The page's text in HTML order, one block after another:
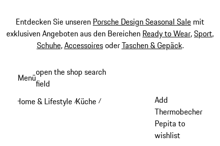
Entdecken Sie unseren Porsche Design Seasonal Sale mit
exklusiven Angeboten aus den Bereichen Ready to Wear,Sport,
Schuhe,AccessoiresoderTaschen & Gepäck.
Hauptinhalt
Menüopen the shop search
field
Home & Lifestyle /Küche /
Add
Thermobecher
Pepita to
wishlist